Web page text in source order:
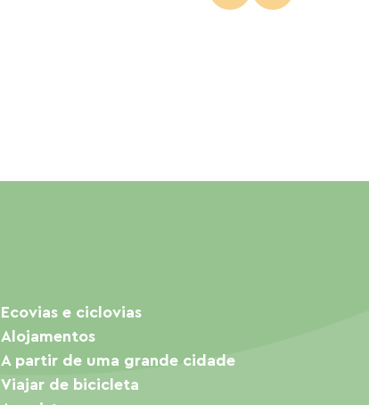
Ecovias e ciclovias
Alojamentos
A partir de uma grande cidade
Viajar de bicicleta